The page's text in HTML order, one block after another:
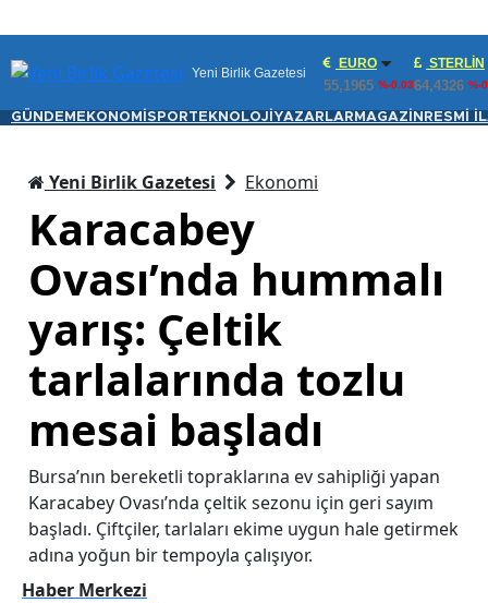
Yeni Birlik Gazetesi
EURO
55,1965 %-0.03
STERLIN
64,4326 %-
GÜNDEM EKONOMİ SPORTEKNOLOJİ YAZARLAR MAGAZİN RESMİ
Yeni Birlik Gazetesi Ekonomi
Karacabey
Ovası’nda hummalı
yarış: Çeltik
tarlalarında tozlu
mesai başladı
Bursa’nın bereketli topraklarına ev sahipliği yapan
Karacabey Ovası’nda çeltik sezonu için geri sayım
başladı. Çiftçiler, tarlaları ekime uygun hale getirmek
adına yoğun bir tempoyla çalışıyor.
Haber Merkezi